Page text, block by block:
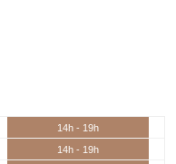
14h - 19h
14h - 19h